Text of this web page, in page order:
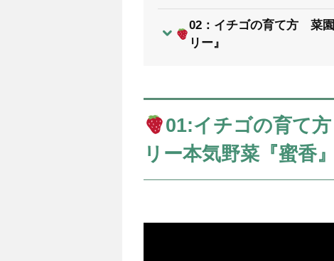
02：イチゴの育て方 菜
リー』
01:イチゴの育て
リー本気野菜『蜜香』